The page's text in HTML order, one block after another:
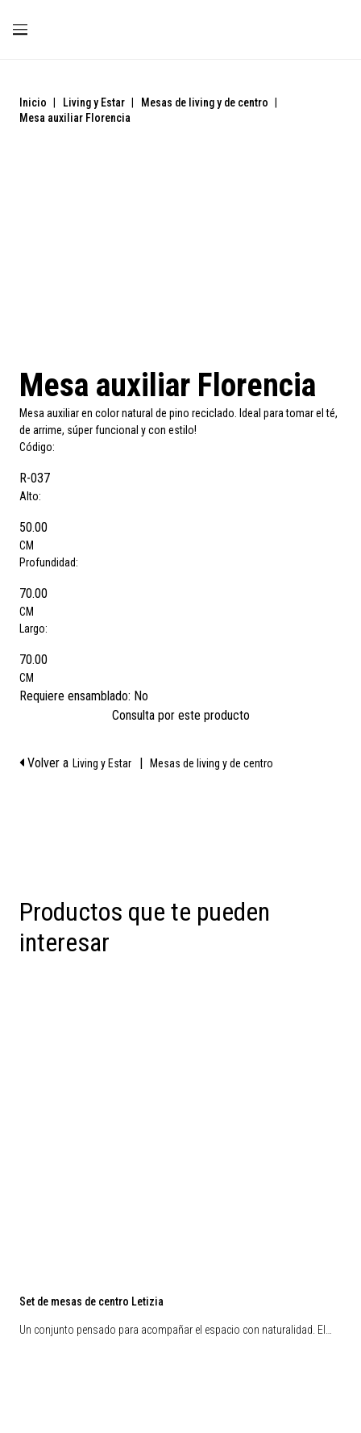
Inicio Living y Estar Mesas de living y de centro
Mesa auxiliar Florencia
Mesa auxiliar Florencia
Mesa auxiliar en color natural de pino reciclado. Ideal para tomar el té,
de arrime, súper funcional y con estilo!
Código:
R-037
Alto:
50.00
CM
Profundidad:
70.00
CM
Largo:
70.00
CM
Requiere ensamblado: No
Consulta por este producto
Volver a Living y Estar | Mesas de living y de centro
Productos que te pueden
interesar
Set de mesas de centro Letizia
Un conjunto pensado para acompañar el espacio con naturalidad. El…